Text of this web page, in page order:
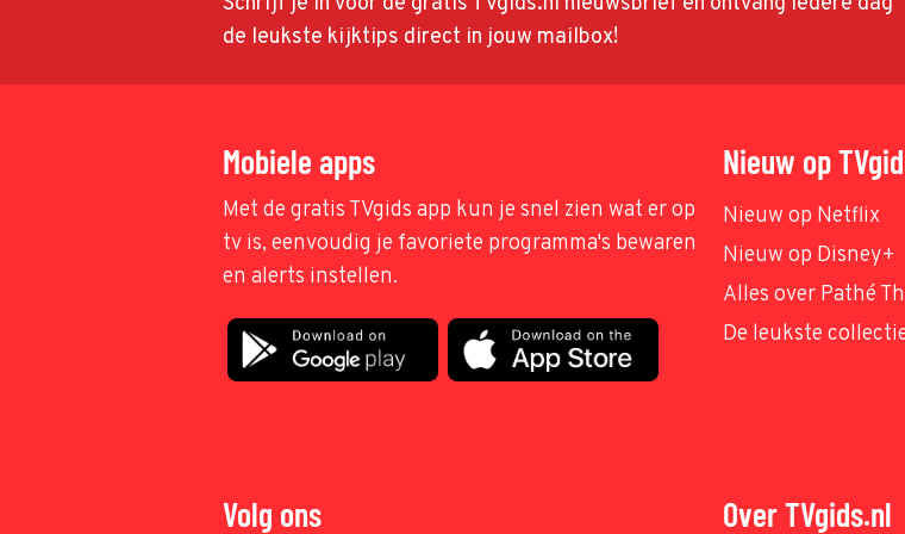
de leukste kijktips direct in jouw mailbox!
Mobiele apps
Met de gratis TVgids app kun je snel zien wat er op
tv is, eenvoudig je favoriete programma's bewaren
en alerts instellen.
Nieuw op
Nieuw op Netflix
Nieuw op Disney+
Alles over Pathé
De leukste
Volg ons Over TVgids.nl